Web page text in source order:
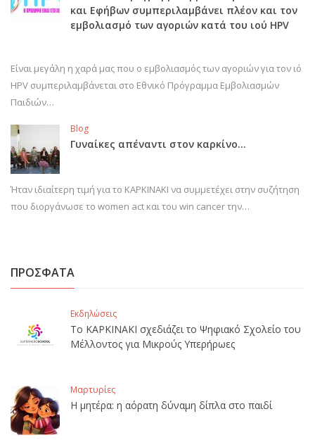
και Εφήβων συμπεριλαμβάνει πλέον και τον
εμβολιασμό των αγοριών κατά του ιού HPV
Είναι μεγάλη η χαρά μας που ο εμβολιασμός των αγοριών για τον ιό
HPV συμπεριλαμβάνεται στο Εθνικό Πρόγραμμα Εμβολιασμών
Παιδιών…
Blog
Γυναίκες απέναντι στον καρκίνο…
Ήταν ιδιαίτερη τιμή για το ΚΑΡΚΙΝΑΚΙ να συμμετέχει στην συζήτηση
που διοργάνωσε το women act και του win cancer την…
ΠΡΟΣΦΑΤΑ
Εκδηλώσεις
Το ΚΑΡΚΙΝΑΚΙ σχεδιάζει το Ψηφιακό Σχολείο του
Μέλλοντος για Μικρούς Υπερήρωες
Μαρτυρίες
Η μητέρα: η αόρατη δύναμη δίπλα στο παιδί